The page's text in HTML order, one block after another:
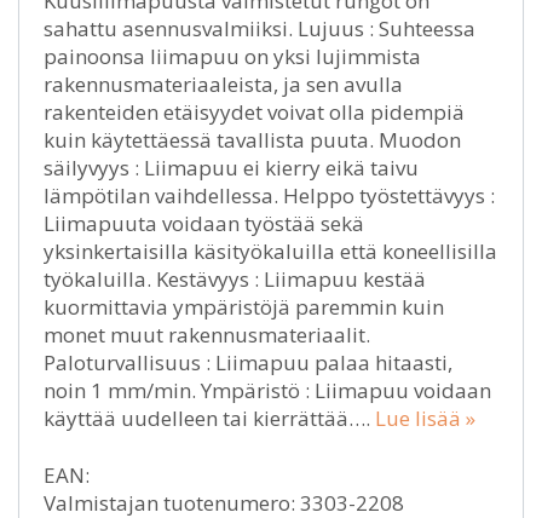
sahattu asennusvalmiiksi. Lujuus : Suhteessa
painoonsa liimapuu on yksi lujimmista
rakennusmateriaaleista, ja sen avulla
rakenteiden etäisyydet voivat olla pidempiä
kuin käytettäessä tavallista puuta. Muodon
säilyvyys : Liimapuu ei kierry eikä taivu
lämpötilan vaihdellessa. Helppo työstettävyys :
Liimapuuta voidaan työstää sekä
yksinkertaisilla käsityökaluilla että koneellisilla
työkaluilla. Kestävyys : Liimapuu kestää
kuormittavia ympäristöjä paremmin kuin
monet muut rakennusmateriaalit.
Paloturvallisuus : Liimapuu palaa hitaasti,
noin 1 mm/min. Ympäristö : Liimapuu voidaan
käyttää uudelleen tai kierrättää…. Lue lisää »
EAN:
Valmistajan tuotenumero: 3303-2208